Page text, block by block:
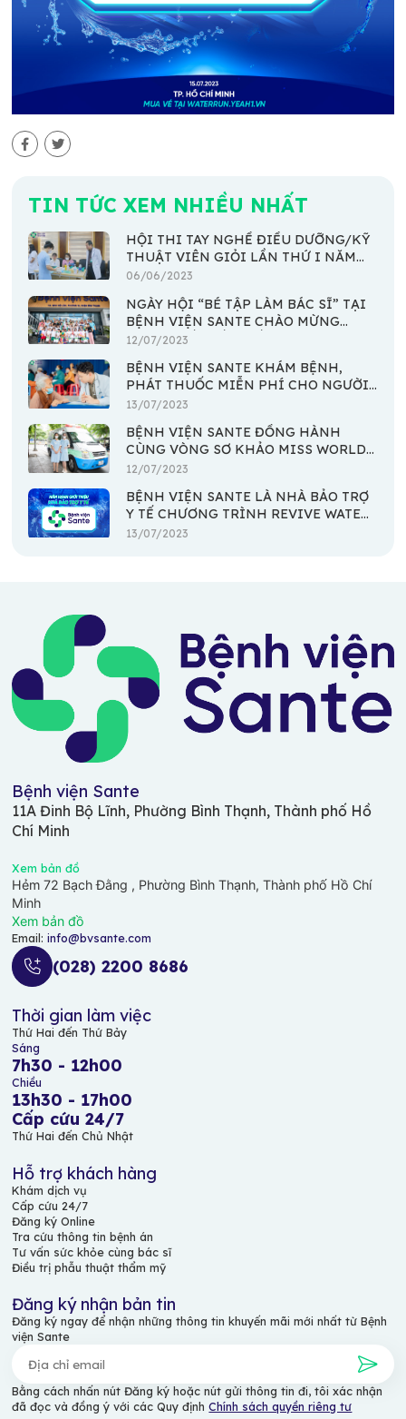
TIN TỨC XEM NHIỀU NHẤT
HỘI THI TAY NGHỀ ĐIỀU DƯỠNG/KỸ
THUẬT VIÊN GIỎI LẦN THỨ I NĂM
2023
06/06/2023
NGÀY HỘI “BÉ TẬP LÀM BÁC SĨ” TẠI
BỆNH VIỆN SANTE CHÀO MỪNG
NGÀY QUỐC TẾ THIẾU NHI 1/6
12/07/2023
BỆNH VIỆN SANTE KHÁM BỆNH,
PHÁT THUỐC MIỄN PHÍ CHO NGƯỜI
DÂN KHÓ KHĂN TẠI XÃ AN THỚI
13/07/2023
BỆNH VIỆN SANTE ĐỒNG HÀNH
CÙNG VÒNG SƠ KHẢO MISS WORLD
VIETNAM 2023
12/07/2023
BỆNH VIỆN SANTE LÀ NHÀ BẢO TRỢ
Y TẾ CHƯƠNG TRÌNH REVIVE WATER
RUN 2023
13/07/2023
Bệnh viện Sante
11A Đinh Bộ Lĩnh, Phường Bình Thạnh, Thành phố Hồ
Chí Minh
Xem bản đồ
Hẻm 72 Bạch Đằng , Phường Bình Thạnh, Thành phố Hồ Chí
Minh
Xem bản đồ
Email:info@bvsante.com
(028) 2200 8686
Thời gian làm việc
Thứ Hai đến Thứ Bảy
Sáng
7h30 - 12h00
Chiều
13h30 - 17h00
Cấp cứu 24/7
Thứ Hai đến Chủ Nhật
Hỗ trợ khách hàng
Khám dịch vụ
Cấp cứu 24/7
Đăng ký Online
Tra cứu thông tin bệnh án
Tư vấn sức khỏe cùng bác sĩ
Điều trị phẫu thuật thẩm mỹ
Đăng ký nhận bản tin
Đăng ký ngay để nhận những thông tin khuyến mãi mới nhất từ Bệnh
viện Sante
Bằng cách nhấn nút Đăng ký hoặc nút gửi thông tin đi, tôi xác nhận
đã đọc và đồng ý với các Quy địnhChính sách quyền riêng tư